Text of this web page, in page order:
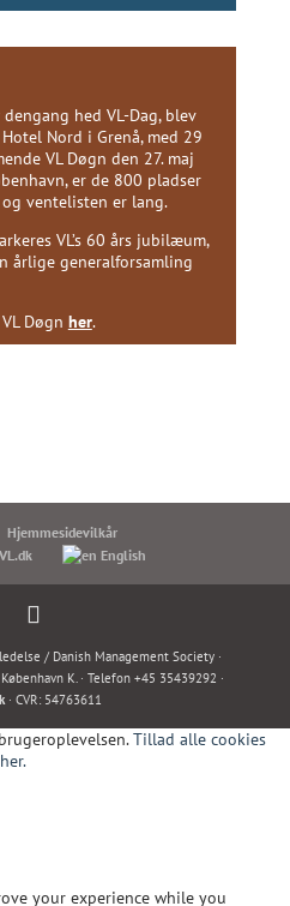
hed VL-Dag, blev
Nord i Grenå, med 29
VL Døgn den 27. maj
er de 800 pladser
ventelisten er lang.
VL’s 60 års jubilæum,
årlige generalforsamling
Døgn her.
Hjemmesidevilkår
English
/ Danish Management Society ·
K. · Telefon +45 35439292 ·
· CVR: 54763611
Tillad alle cookies
your experience while you